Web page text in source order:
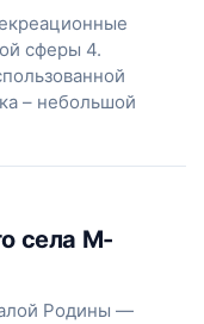
сферы 4.
– небольшой
села М-
Родины —